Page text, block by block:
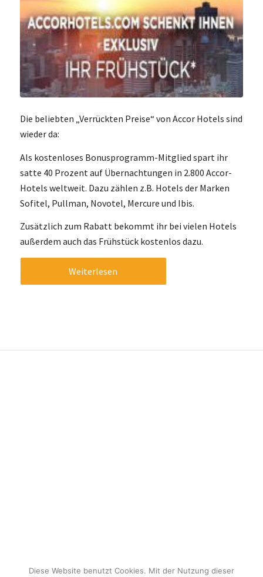
Die beliebten „Verrückten Preise“ von Accor Hotels sind
wieder da:
Als kostenloses Bonusprogramm-Mitglied spart ihr
satte 40 Prozent auf Übernachtungen in 2.800 Accor-
Hotels weltweit. Dazu zählen z.B. Hotels der Marken
Sofitel, Pullman, Novotel, Mercure und Ibis.
Zusätzlich zum Rabatt bekommt ihr bei vielen Hotels
außerdem auch das Frühstück kostenlos dazu.
Weiterlesen
Diese Website benutzt Cookies. Mit der Nutzung dieser